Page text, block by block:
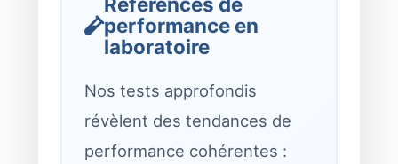
performance en
laboratoire
Nos tests approfondis
révèlent des tendances de
performance cohérentes :